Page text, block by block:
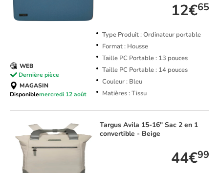
12€65
Type Produit : Ordinateur portable
Format : Housse
Taille PC Portable : 13 pouces
Taille PC Portable : 14 pouces
Couleur : Bleu
Matières : Tissu
WEB
Dernière pièce
MAGASIN
Disponiblemercredi 12 août
Targus Avila 15-16" Sac 2 en 1
convertible - Beige
44€99